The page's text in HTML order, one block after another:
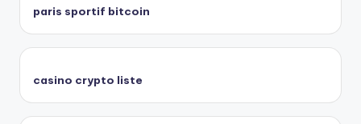
paris sportif bitcoin
casino crypto liste